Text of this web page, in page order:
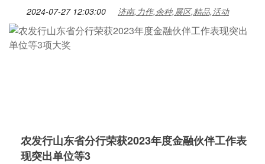
2024-07-27 12:03:00 济南,力作,余种,展区,精品,活动
农发行山东省分行荣获2023年度金融伙伴工作表
现突出单位等3